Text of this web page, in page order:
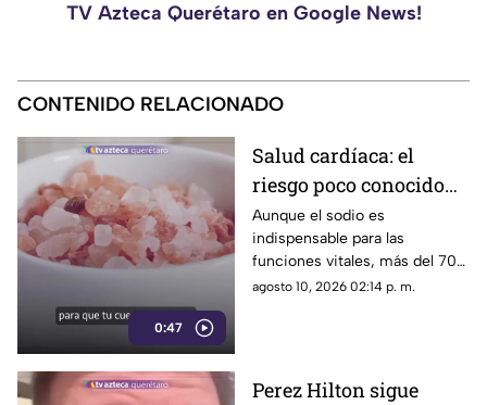
TV Azteca Querétaro en Google News!
CONTENIDO RELACIONADO
0:47
Salud cardíaca: el
riesgo poco conocido
del consumo elevado
de sodio en la presión y
el corazón
Aunque el sodio es
indispensable para las
funciones vitales, más del 70%
del consumo diario proviene
agosto 10, 2026 02:14 p. m.
Perez Hilton sigue